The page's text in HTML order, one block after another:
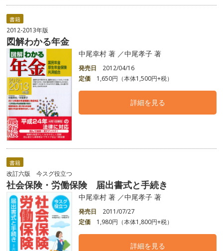
書籍
2012-2013年版
図解わかる年金
中尾幸村 著 ／中尾孝子 著
発売日
2012/04/16
定価
1,650円（本体1,500円+税）
詳細を見る
書籍
改訂六版 今スグ役立つ
社会保険・労働保険 届出書式と手続き
中尾幸村 著 ／中尾孝子 著
発売日
2011/07/27
定価
1,980円（本体1,800円+税）
詳細を見る